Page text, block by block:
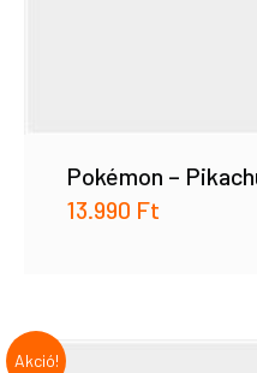
Pokémon –
13.990 Ft
Akció!